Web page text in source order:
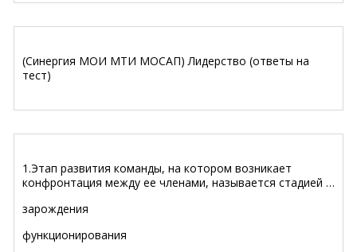
(Синергия МОИ МТИ МОСАП) Лидерство (ответы на
тест)
1.Этап развития команды, на котором возникает
конфронтация между ее членами, называется стадией …
зарождения
функционирования